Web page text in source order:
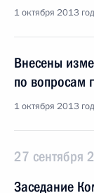
1 октября 2013
Внесены
по вопросам
1 октября 2013
27 сентября
Заседание